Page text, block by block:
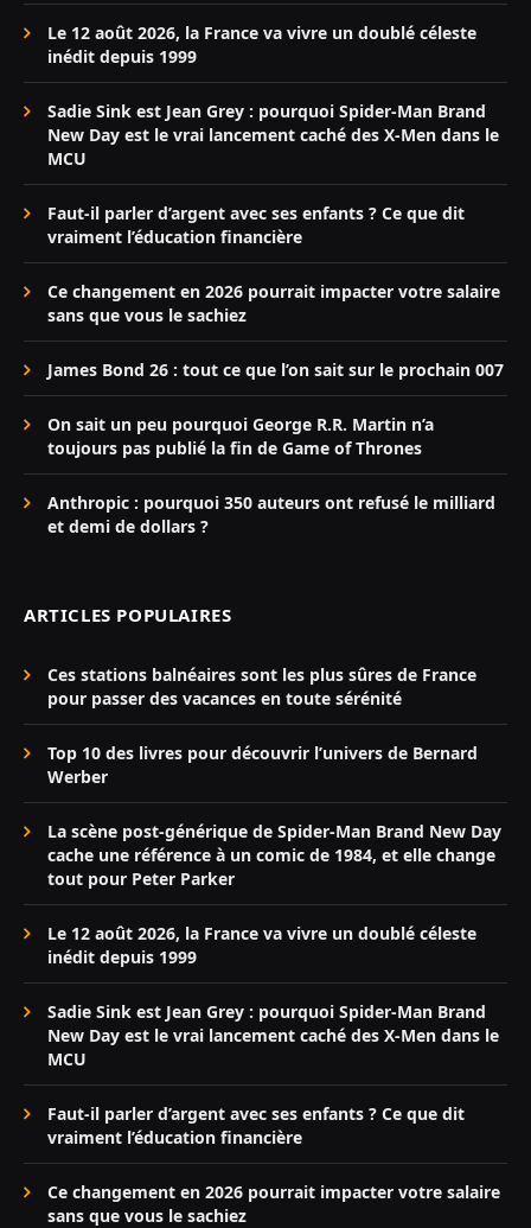
Le 12 août 2026, la France va vivre un doublé céleste
inédit depuis 1999
Sadie Sink est Jean Grey : pourquoi Spider-Man Brand
New Day est le vrai lancement caché des X-Men dans le
MCU
Faut-il parler d’argent avec ses enfants ? Ce que dit
vraiment l’éducation financière
Ce changement en 2026 pourrait impacter votre salaire
sans que vous le sachiez
James Bond 26 : tout ce que l’on sait sur le prochain 007
On sait un peu pourquoi George R.R. Martin n’a
toujours pas publié la fin de Game of Thrones
Anthropic : pourquoi 350 auteurs ont refusé le milliard
et demi de dollars ?
ARTICLES POPULAIRES
Ces stations balnéaires sont les plus sûres de France
pour passer des vacances en toute sérénité
Top 10 des livres pour découvrir l’univers de Bernard
Werber
La scène post-générique de Spider-Man Brand New Day
cache une référence à un comic de 1984, et elle change
tout pour Peter Parker
Le 12 août 2026, la France va vivre un doublé céleste
inédit depuis 1999
Sadie Sink est Jean Grey : pourquoi Spider-Man Brand
New Day est le vrai lancement caché des X-Men dans le
MCU
Faut-il parler d’argent avec ses enfants ? Ce que dit
vraiment l’éducation financière
Ce changement en 2026 pourrait impacter votre salaire
sans que vous le sachiez